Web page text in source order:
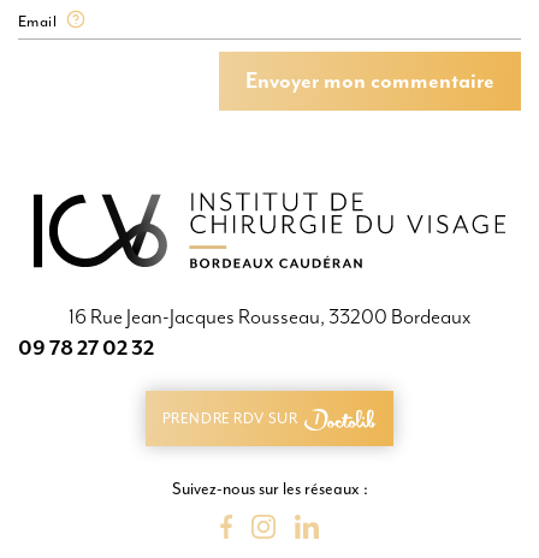
Email
Envoyer mon commentaire
Envoyer mon commentaire
PRENDRE RDV SUR
16 Rue Jean-Jacques Rousseau, 33200 Bordeaux
09 78 27 02 32
Suivez-nous sur les réseaux :